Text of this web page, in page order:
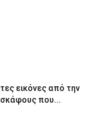
εικόνες από την
που...